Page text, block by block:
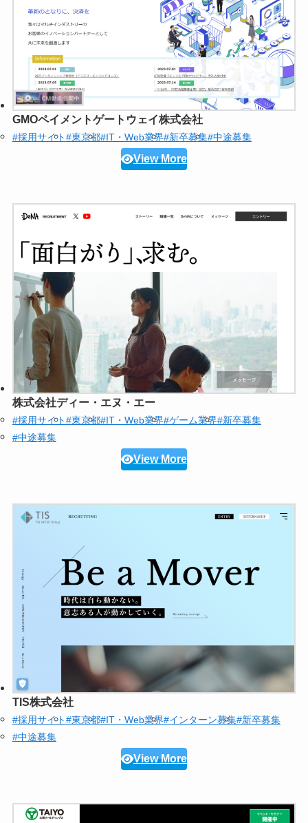
GMOペイメントゲートウェイ株式会社
#採用サイト#東京都#IT・Web業界#新卒募集#中途募集
View More
株式会社ディー・エヌ・エー
#採用サイト#東京都#IT・Web業界#ゲーム業界#新卒募集
#中途募集
View More
TIS株式会社
#採用サイト#東京都#IT・Web業界#インターン募集#新卒募集
#中途募集
View More